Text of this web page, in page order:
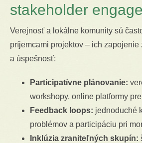
stakeholder
Verejnosť a lokálne komunity sú
príjemcami projektov – ich
a úspešnosť:
Participatívne plánovanie:
workshopy, online platformy
Feedback loops: jednoduché
problémov a participáciu pri
Inklúzia zraniteľných skupín: